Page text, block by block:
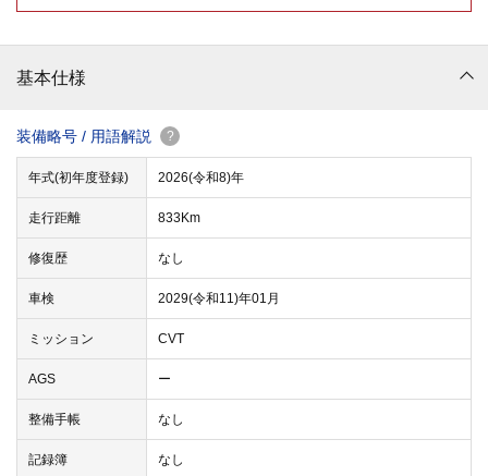
基本仕様
装備略号 / 用語解説 ?
年式(初年度登録) 2026(令和8)年
走行距離 833Km
修復歴 なし
車検 2029(令和11)年01月
ミッション CVT
AGS ー
整備手帳 なし
記録簿 なし